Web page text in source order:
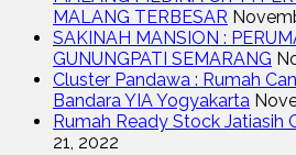
MALANG TERBESAR
SAKINAH MANSION :
GUNUNGPATI SEMARANG
Cluster Pandawa : Rumah
Bandara YIA Yogyakarta
Rumah Ready Stock Jatiasih
21, 2022